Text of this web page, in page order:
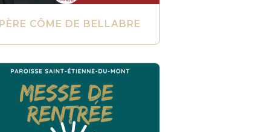
PÈRE CÔME DE BELLABRE